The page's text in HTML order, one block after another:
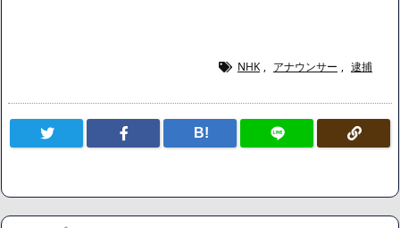
広末涼子さん、正気に戻ってしまい絶望する・・・「アカ
割減
NHK , アナウンサー , 逮捕
B!